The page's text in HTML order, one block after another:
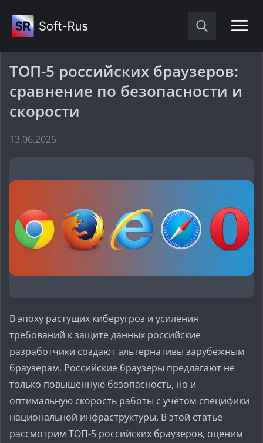
ТОП-5 российских браузеров:
сравнение по безопасности и
скорости
13.06.2025
В эпоху растущих киберугроз и усиления
требований к защите данных российские
разработчики создают альтернативы зарубежным
браузерам. Российские браузеры предлагают не
только повышенную безопасность, но и
оптимальную скорость работы с учётом специфики
национальной инфраструктуры. В этой статье
рассмотрим ТОП-5 российских браузеров, оценим